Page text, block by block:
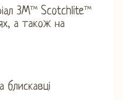
3M™ Scotchlite™
а також на